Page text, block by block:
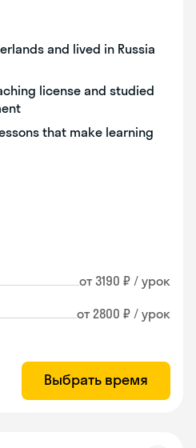
and lived in Russia
license and studied
that make learning
от 3190 ₽ / урок
от 2800 ₽ / урок
Выбрать время